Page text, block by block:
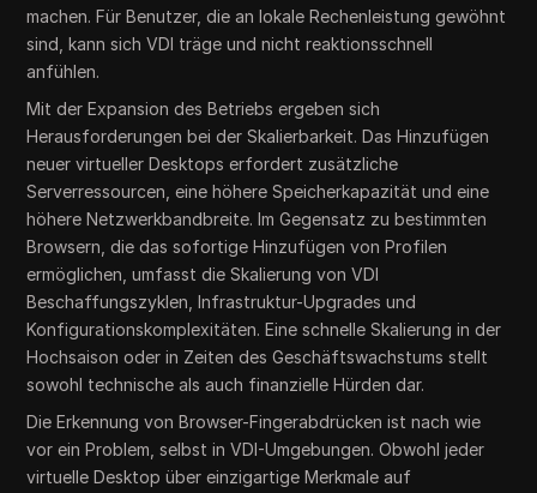
machen. Für Benutzer, die an lokale Rechenleistung gewöhnt
sind, kann sich VDI träge und nicht reaktionsschnell
anfühlen.
Mit der Expansion des Betriebs ergeben sich
Herausforderungen bei der Skalierbarkeit. Das Hinzufügen
neuer virtueller Desktops erfordert zusätzliche
Serverressourcen, eine höhere Speicherkapazität und eine
höhere Netzwerkbandbreite. Im Gegensatz zu bestimmten
Browsern, die das sofortige Hinzufügen von Profilen
ermöglichen, umfasst die Skalierung von VDI
Beschaffungszyklen, Infrastruktur-Upgrades und
Konfigurationskomplexitäten. Eine schnelle Skalierung in der
Hochsaison oder in Zeiten des Geschäftswachstums stellt
sowohl technische als auch finanzielle Hürden dar.
Die Erkennung von Browser-Fingerabdrücken ist nach wie
vor ein Problem, selbst in VDI-Umgebungen. Obwohl jeder
virtuelle Desktop über einzigartige Merkmale auf